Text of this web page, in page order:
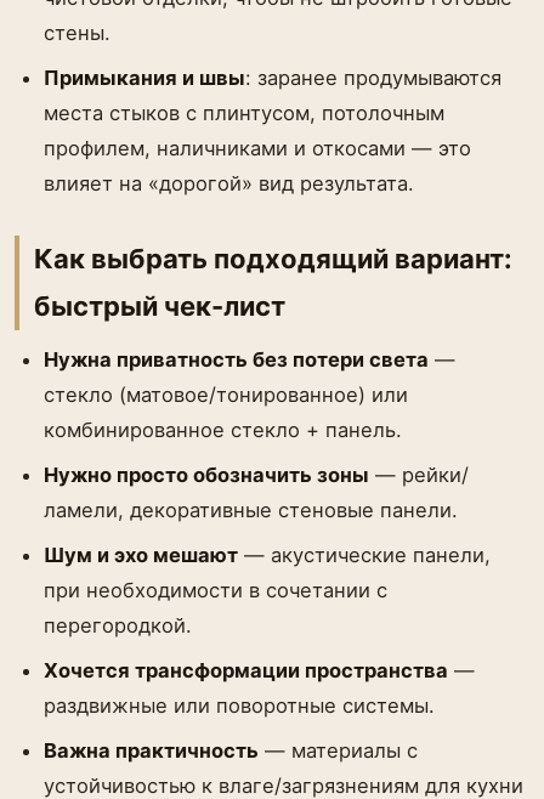
стены.
Примыкания и швы: заранее продумываются
места стыков с плинтусом, потолочным
профилем, наличниками и откосами — это
влияет на «дорогой» вид результата.
Как выбрать подходящий вариант:
быстрый чек-лист
Нужна приватность без потери света —
стекло (матовое/тонированное) или
комбинированное стекло + панель.
Нужно просто обозначить зоны — рейки/
ламели, декоративные стеновые панели.
Шум и эхо мешают — акустические панели,
при необходимости в сочетании с
перегородкой.
Хочется трансформации пространства —
раздвижные или поворотные системы.
Важна практичность — материалы с
устойчивостью к влаге/загрязнениям для кухни